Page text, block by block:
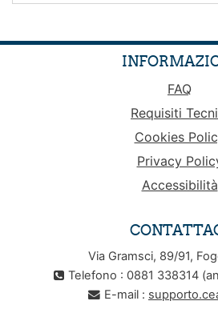
FAQ
Requisiti
Cookies
Privacy
Accessibilità
Via Gramsci, 89/91,
Telefono : 0881 338314
E-mail :